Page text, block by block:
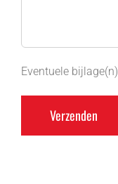
Eventuele bijlage(n)